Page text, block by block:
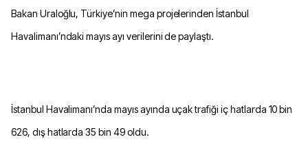
Bakan Uraloğlu, Türkiye’nin mega projelerinden İstanbul
Havalimanı’ndaki mayıs ayı verilerini de paylaştı.
İstanbul Havalimanı’nda mayıs ayında uçak trafiği iç hatlarda 10 bin
626, dış hatlarda 35 bin 49 oldu.